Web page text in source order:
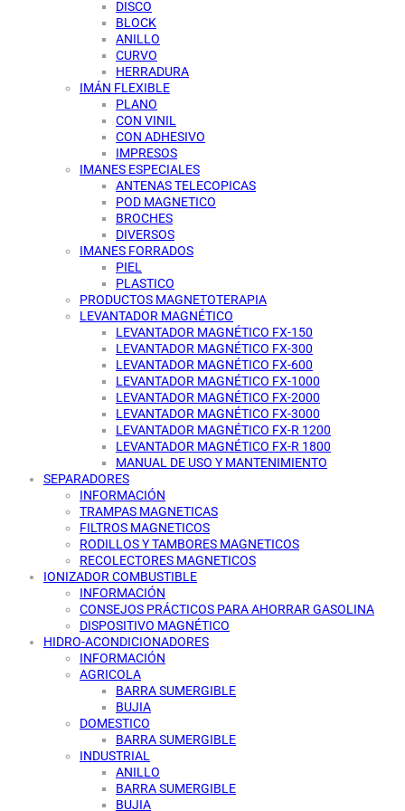
DISCO
BLOCK
ANILLO
CURVO
HERRADURA
IMÁN FLEXIBLE
PLANO
CON VINIL
CON ADHESIVO
IMPRESOS
IMANES ESPECIALES
ANTENAS TELECOPICAS
POD MAGNETICO
BROCHES
DIVERSOS
IMANES FORRADOS
PIEL
PLASTICO
PRODUCTOS MAGNETOTERAPIA
LEVANTADOR MAGNÉTICO
LEVANTADOR MAGNÉTICO FX-150
LEVANTADOR MAGNÉTICO FX-300
LEVANTADOR MAGNÉTICO FX-600
LEVANTADOR MAGNÉTICO FX-1000
LEVANTADOR MAGNÉTICO FX-2000
LEVANTADOR MAGNÉTICO FX-3000
LEVANTADOR MAGNÉTICO FX-R 1200
LEVANTADOR MAGNÉTICO FX-R 1800
MANUAL DE USO Y MANTENIMIENTO
SEPARADORES
INFORMACIÓN
TRAMPAS MAGNETICAS
FILTROS MAGNETICOS
RODILLOS Y TAMBORES MAGNETICOS
RECOLECTORES MAGNETICOS
IONIZADOR COMBUSTIBLE
INFORMACIÓN
CONSEJOS PRÁCTICOS PARA AHORRAR GASOLINA
DISPOSITIVO MAGNÉTICO
HIDRO-ACONDICIONADORES
INFORMACIÓN
AGRICOLA
BARRA SUMERGIBLE
BUJIA
DOMESTICO
BARRA SUMERGIBLE
INDUSTRIAL
ANILLO
BARRA SUMERGIBLE
BUJIA